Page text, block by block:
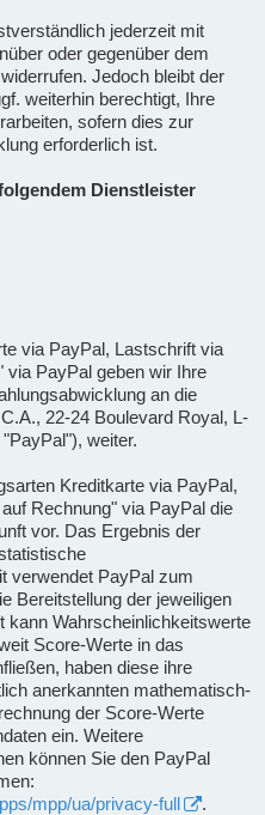
jederzeit mit
oder gegenüber dem
Jedoch bleibt der
weiterhin berechtigt, Ihre
sofern dies zur
erforderlich ist.
Dienstleister
via PayPal, Lastschrift via
via PayPal geben wir Ihre
an die
22-24 Boulevard Royal, L-
weiter.
Kreditkarte via PayPal,
Rechnung" via PayPal die
vor. Das Ergebnis der
verwendet PayPal zum
Bereitstellung der jeweiligen
kann Wahrscheinlichkeitswerte
Score-Werte in das
haben diese ihre
anerkannten mathematisch-
der Score-Werte
ein. Weitere
können Sie den PayPal
mpp/ua/privacy-full
.